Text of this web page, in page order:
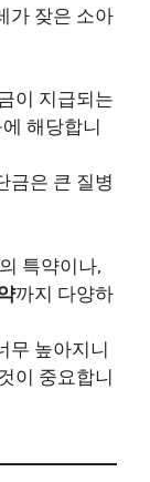
가 잦은 소아
이 지급되는
해당합니
금은 큰 질병
특약이나,
까지 다양하
무 높아지니
이 중요합니